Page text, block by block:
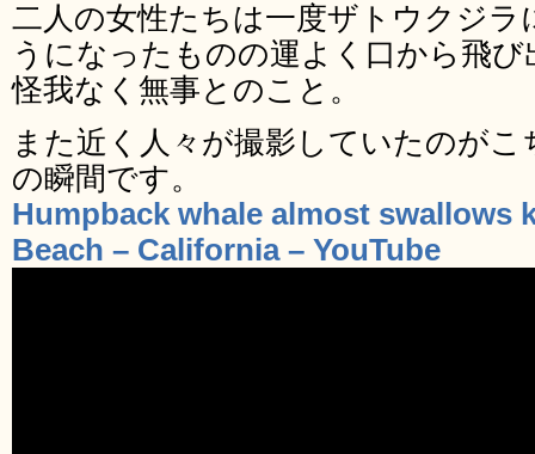
二人の女性たちは一度ザトウクジ
うになったものの運よく口から飛
怪我なく無事とのこと。
また近く人々が撮影していたのが
の瞬間です。
Humpback whale almost swallows
Beach – California – YouTube